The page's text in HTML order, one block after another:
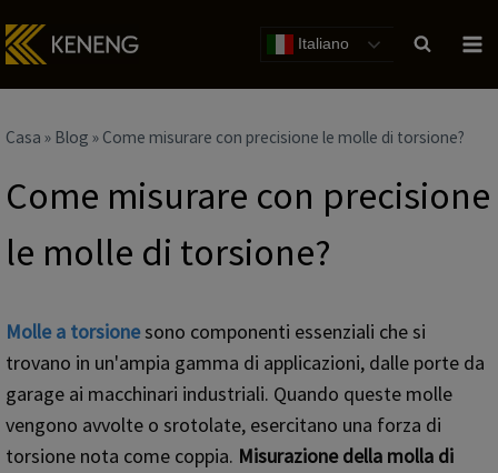
al
Italiano
Casa » Blog » Come misurare con precisione le molle di torsione?
Come misurare con precisione
le molle di torsione?
Molle a torsionesono componenti essenziali che si
trovano in un'ampia gamma di applicazioni, dalle porte da
garage ai macchinari industriali. Quando queste molle
vengono avvolte o srotolate, esercitano una forza di
torsione nota come coppia. Misurazione della molla di